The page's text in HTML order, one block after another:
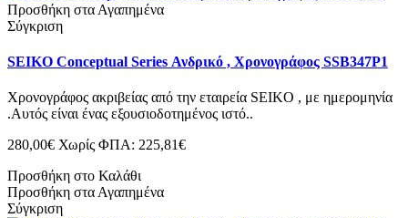
Προσθήκη στα Αγαπημένα
Σύγκριση
SEIKO Conceptual Series Ανδρικό , Χρονογράφος SSB347P1
Χρονογράφος ακριβείας από την εταιρεία SEIKO , με ημερομηνία
.Αυτός είναι ένας εξουσιοδοτημένος ιστό..
280,00€ Χωρίς ΦΠΑ: 225,81€
Προσθήκη στο Καλάθι
Προσθήκη στα Αγαπημένα
Σύγκριση